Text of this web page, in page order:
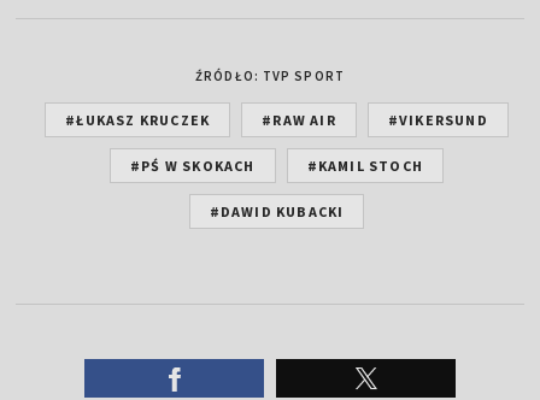
ŹRÓDŁO: TVP SPORT
#ŁUKASZ KRUCZEK #RAW AIR #VIKERSUND
#PŚ W SKOKACH #KAMIL STOCH
#DAWID KUBACKI